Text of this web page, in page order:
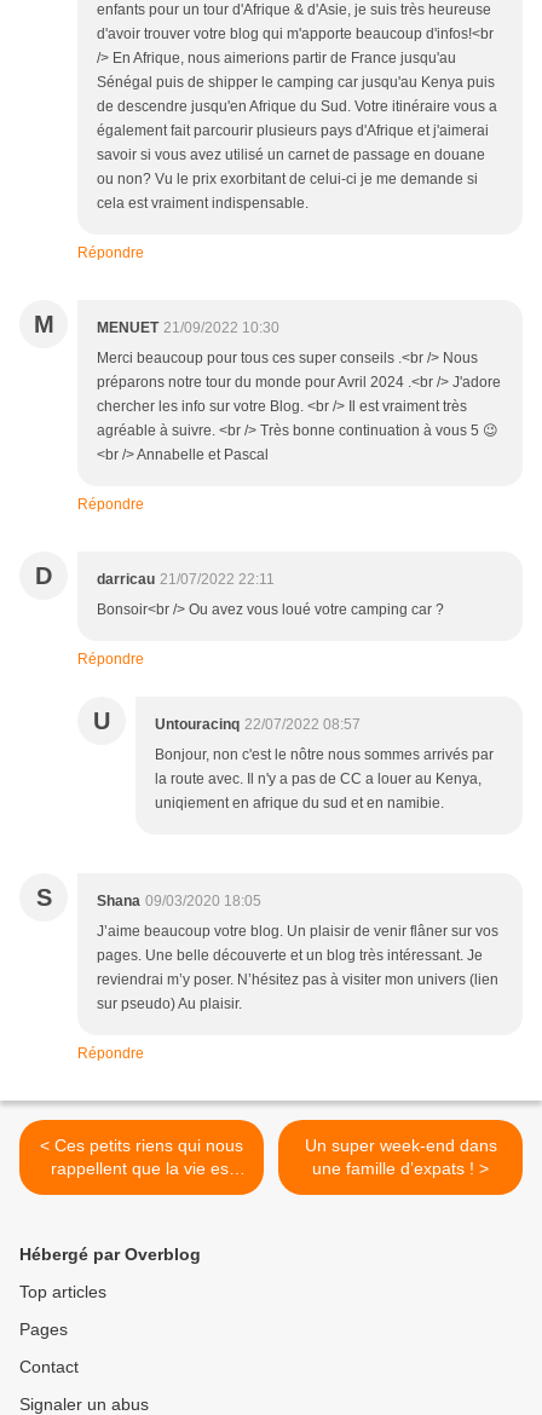
enfants pour un tour d'Afrique & d'Asie, je suis très heureuse
d'avoir trouver votre blog qui m'apporte beaucoup d'infos!<br
/> En Afrique, nous aimerions partir de France jusqu'au
Sénégal puis de shipper le camping car jusqu'au Kenya puis
de descendre jusqu'en Afrique du Sud. Votre itinéraire vous a
également fait parcourir plusieurs pays d'Afrique et j'aimerai
savoir si vous avez utilisé un carnet de passage en douane
ou non? Vu le prix exorbitant de celui-ci je me demande si
cela est vraiment indispensable.
Répondre
M MENUET 21/09/2022 10:30
Merci beaucoup pour tous ces super conseils .<br /> Nous
préparons notre tour du monde pour Avril 2024 .<br /> J'adore
chercher les info sur votre Blog. <br /> Il est vraiment très
agréable à suivre. <br /> Très bonne continuation à vous 5 😉
<br /> Annabelle et Pascal
Répondre
D darricau 21/07/2022 22:11
Bonsoir<br /> Ou avez vous loué votre camping car ?
Répondre
U Untouracinq 22/07/2022 08:57
Bonjour, non c'est le nôtre nous sommes arrivés par
la route avec. Il n'y a pas de CC a louer au Kenya,
uniqiement en afrique du sud et en namibie.
S Shana 09/03/2020 18:05
J’aime beaucoup votre blog. Un plaisir de venir flâner sur vos
pages. Une belle découverte et un blog très intéressant. Je
reviendrai m’y poser. N’hésitez pas à visiter mon univers (lien
sur pseudo) Au plaisir.
Répondre
< Ces petits riens qui nous
rappellent que la vie est
belle
Un super week-end dans
une famille d’expats ! >
Hébergé par Overblog
Top articles
Pages
Contact
Signaler un abus